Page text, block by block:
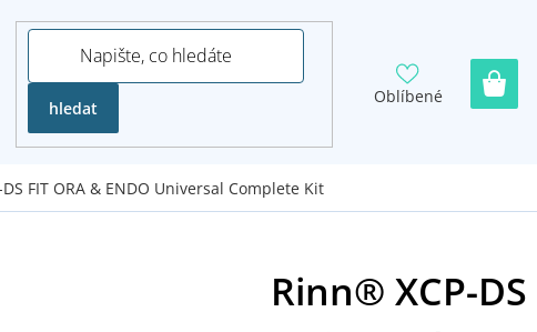
hledat
Oblíbené
FIT ORA & ENDO Universal Complete Kit